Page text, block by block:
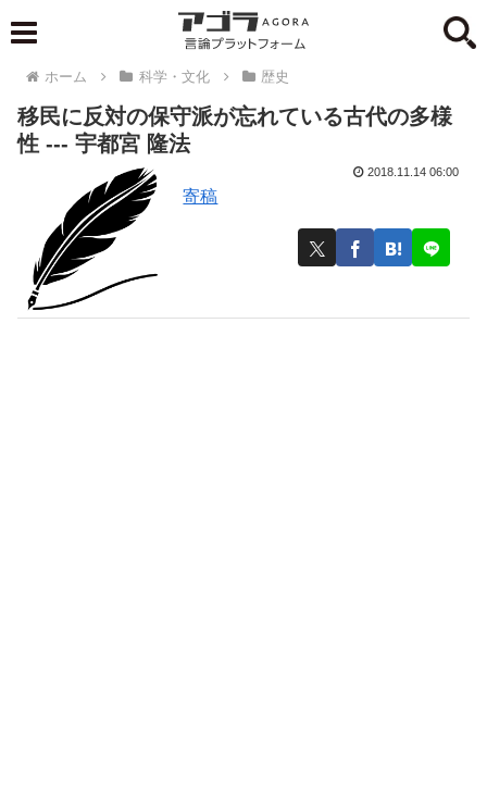
ホーム 科学・文化 歴史
移民に反対の保守派が忘れている古代の多様
性 --- 宇都宮 隆法
寄稿
2018.11.14 06:00